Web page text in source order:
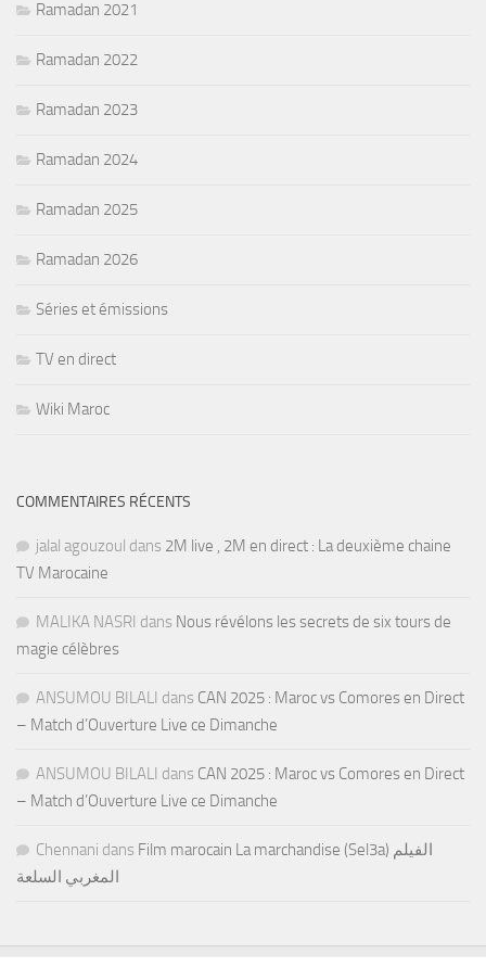
Ramadan 2021
Ramadan 2022
Ramadan 2023
Ramadan 2024
Ramadan 2025
Ramadan 2026
Séries et émissions
TV en direct
Wiki Maroc
COMMENTAIRES RÉCENTS
jalal agouzoul dans 2M live , 2M en direct : La deuxième chaine
TV Marocaine
MALIKA NASRI dans Nous révélons les secrets de six tours de
magie célèbres
ANSUMOU BILALI dans CAN 2025 : Maroc vs Comores en Direct
– Match d’Ouverture Live ce Dimanche
ANSUMOU BILALI dans CAN 2025 : Maroc vs Comores en Direct
– Match d’Ouverture Live ce Dimanche
Chennani dans Film marocain La marchandise (Sel3a) الفيلم
المغربي السلعة